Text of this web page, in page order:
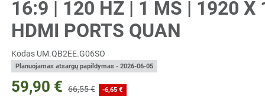
16:9 | 120 HZ | 1 MS | 1920 X
HDMI PORTS QUAN
Kodas UM.QB2EE.G06SO
Planuojamas atsargų papildymas - 2026-06-05
59,90 € 66,55 € -6,65 €